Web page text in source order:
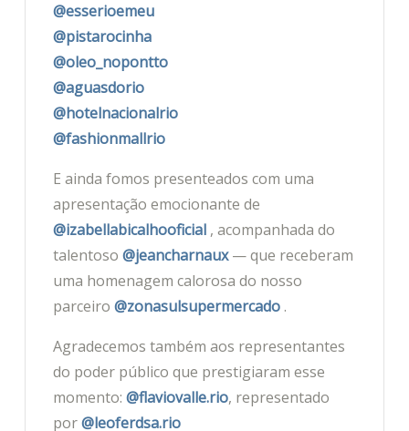
@esserioemeu
@pistarocinha
@oleo_nopontto
@aguasdorio
@hotelnacionalrio
@fashionmallrio
E ainda fomos presenteados com uma
apresentação emocionante de
@izabellabicalhooficial , acompanhada do
talentoso @jeancharnaux— que receberam
uma homenagem calorosa do nosso
parceiro @zonasulsupermercado .
Agradecemos também aos representantes
do poder público que prestigiaram esse
momento: @flaviovalle.rio, representado
por@leoferdsa.rio